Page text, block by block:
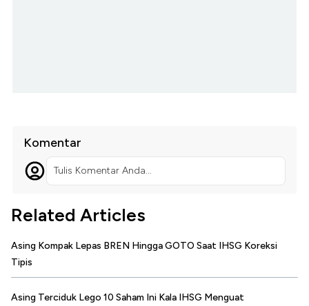
Komentar
Tulis Komentar Anda...
Related Articles
Asing Kompak Lepas BREN Hingga GOTO Saat IHSG Koreksi
Tipis
Asing Terciduk Lego 10 Saham Ini Kala IHSG Menguat